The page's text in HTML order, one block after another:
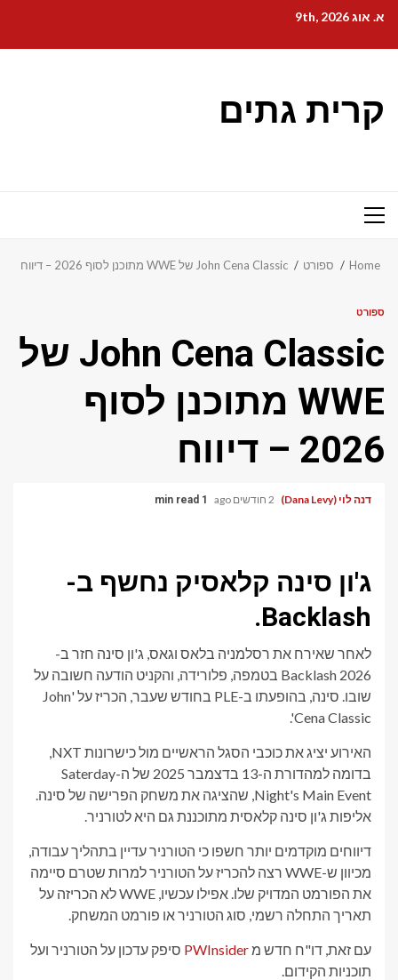
content
א. אוג 9th, 2026
קרית גתים
Primary
Home ספורט John Cena Classic של WWE מתוכנן לסוף 2026 – דיווח
ספורט
John Cena Classic של
WWE מתוכנן לסוף
2026 – דיווח
דנה לוי (Dana Levy) 2 חודשים ago 1 min read
ג'ון סינה קלאסיק נחשף ב-
Backlash.
לאחר שאירח את רסלמניה בלאס וגאס, ג'ון סינה חזר ב-
Backlash 2026 בטמפה, פלורידה, והקניט הודעה חשובה על
שובו. סינה, בהופעתו ב-PLE בחודש שעבר, הכריז על 'John
Cena Classic'.
האירוע יציג את כוכבי הסגל הראשיים מול כישרונות NXT,
בדומה למהדורת ה-13 בדצמבר 2025 של ה-Saterday
Night's Main Event, שהציגה את משחק הפרישה של סינה.
אליפות ג'ון סינה קלאסית מתוכננת גם היא לטורניר.
דיווחים מוקדמים יותר חשפו כי הטורניר עדיין בתהליך עבודה,
מכיוון ש-WWE רצה להכריז על הטורניר למרות שטרם סיימה
את הפורמט המדויק שלו. אפילו עכשיו, WWE לא הכריזה על
תאריך התחלה רשמי, סוג הטורניר או פורמט המשחק.
עם זאת, דו"ח חדש מPWInsider סיפק עדכון על הטורניר ועל
תוכניות הקידום.